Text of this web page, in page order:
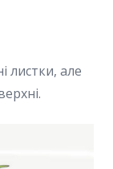
листки, але